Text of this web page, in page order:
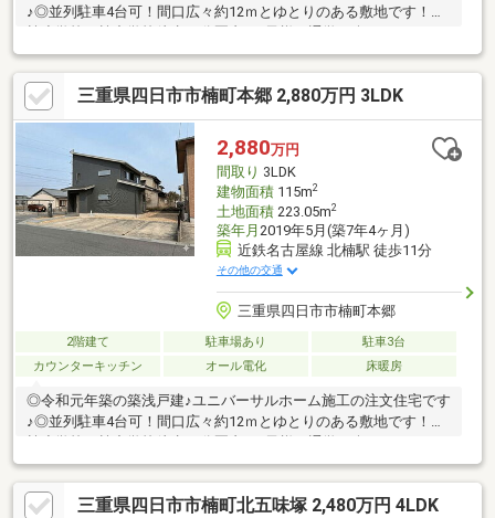
♪◎並列駐車4台可！間口広々約12ｍとゆとりのある敷地です！◎
三重県四日市市楠町本郷 2,880万円 3LDK
2,880万円
間取り 3LDK
建物面積115m2
土地面積223.05m2
築年月 2019年5月(築7年4ヶ月)
近鉄名古屋線 北楠駅 徒歩11分
その他の交通
三重県四日市市楠町本郷
2階建て 駐車場あり
駐車3台
カウンターキッチン
オール電化 床暖房
◎令和元年築の築浅戸建♪ユニバーサルホーム施工の注文住宅です
♪◎並列駐車4台可！間口広々約12ｍとゆとりのある敷地です！◎
三重県四日市市楠町北五味塚 2,480万円 4LDK